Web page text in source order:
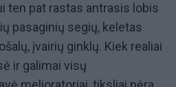
ten pat rastas antrasis lobis
pasaginių segių, keletas
įvairių ginklų. Kiek realiai
ir galimai visų